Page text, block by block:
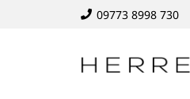
09773 8998 730